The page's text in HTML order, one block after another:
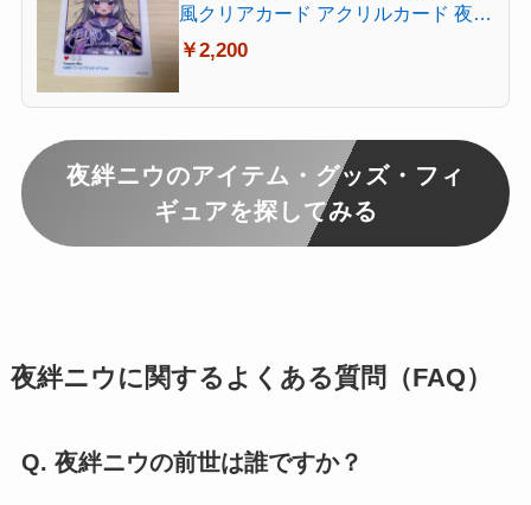
風クリアカード アクリルカード 夜絆
ニウ
￥2,200
夜絆ニウのアイテム・グッズ・フィ
ギュアを探してみる
夜絆ニウに関するよくある質問（FAQ）
Q. 夜絆ニウの前世は誰ですか？